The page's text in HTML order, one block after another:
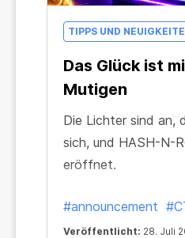
TIPPS UND
Das Glück ist
Mutigen
Die Lichter sind an,
sich, und HASH-N-
eröffnet.
#announcement
Veröffentlicht: 28. Juli